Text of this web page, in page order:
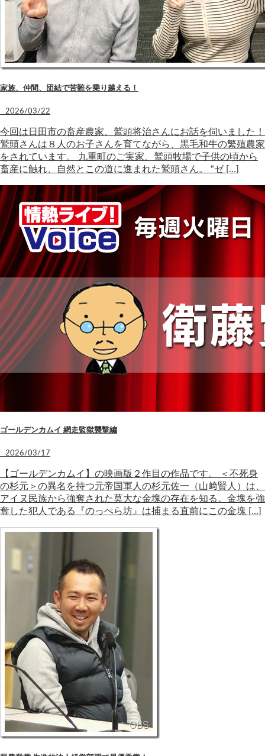
家族、仲間、団結で苦難を乗り越える！
2026/03/22
今回は日田市の畜産農家、鷲頭将治さんにお話を伺いました！
鷲頭さんは８人のお子さんを育てながら、黒毛和牛の繁殖農家
をされています。 九重町のご実家、鷲頭牧場で子供の頃から
畜産に触れ、自然とこの道に進まれた鷲頭さん。 “ゼ […]
ゴールデンカムイ 網走監獄襲撃編
2026/03/17
【ゴールデンカムイ】の映画版２作目の作品です。 ＜不死身
の杉元＞の異名を持つ元帝国軍人の杉元佐一（山﨑賢人）は、
アイヌ民族から強奪された莫大な金塊の存在を知る。金塊を強
奪した犯人である『のっぺら坊』は捕まる直前にこの金塊 […]